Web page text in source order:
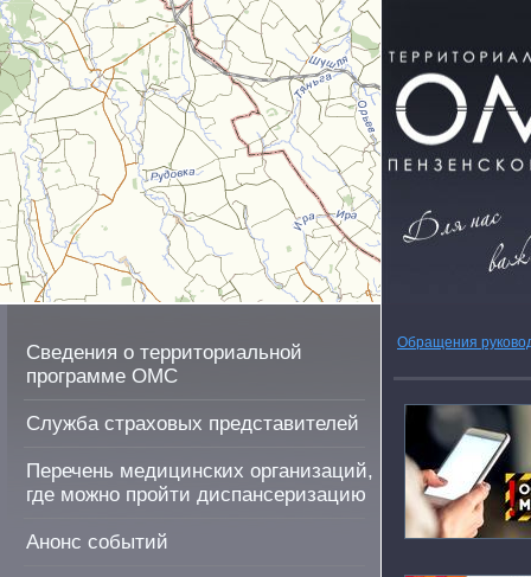
Сведения о территориальной
программе ОМС
Служба страховых представителей
Перечень медицинских организаций,
где можно пройти диспансеризацию
Анонс событий
Обращения